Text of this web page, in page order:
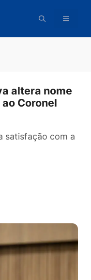
altera
ao Coronel
satisfação com